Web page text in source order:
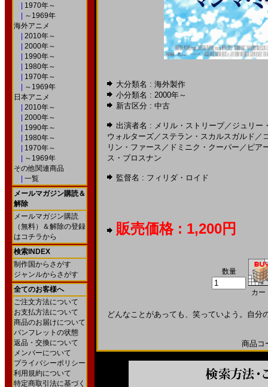
1970年～
～1969年
海外アニメ
2010年～
2000年～
1990年～
1980年～
1970年～
～1969年
日本アニメ
2010年～
2000年～
1990年～
1980年～
1970年～
～1969年
その他関連商品
一覧
メールマガジン購読＆
解除
メールマガジン購読
（無料）＆解除の登録
はコチラから
検索INDEX
制作国からさがす
ジャンルからさがす
全てのお客様へ
ご注文方法について
お支払方法について
商品のお届けについて
パンフレットの状態
返品・交換について
メンバーについて
プライバシーポリシー
利用規約について
特定商取引法に基づく
大分類名 : 海外製作
小分類名 : 2000年～
新古区分 : 中古
出演者名 : メリル・ストリープ／ ジュリー
ウォルターズ／ ステラン・スカルスガルド ／
リン・ファース ／ ドミニク・クーパー ／ ピア
ス・ブロスナン
監督名 : フィリダ・ロイド
販売価格 : 1,200円
数量
カー
どんなことがあっても、笑っていよう。自分
商品コ